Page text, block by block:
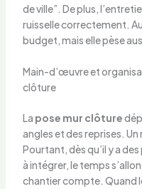
de ville”. De plus,
ruisselle correctement.
budget, mais elle pèse
Main-d’œuvre et
clôture
La pose mur clôture
angles et des reprises.
Pourtant, dès qu’il y a
à intégrer, le temps
chantier compte. Quand